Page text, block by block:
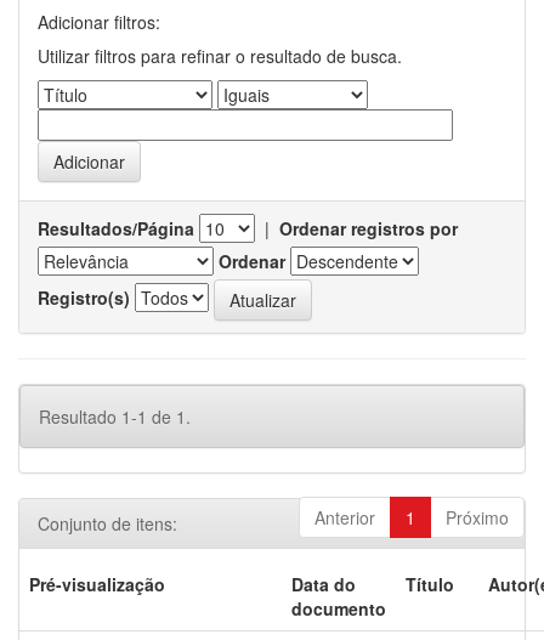
Adicionar filtros:
Utilizar filtros para refinar o resultado de busca.
Resultados/Página | Ordenar registros por
Ordenar
Registro(s)
Resultado 1-1 de 1.
Anterior 1 Próximo
Conjunto de itens:
Pré-visualização
Data do
documento
Título